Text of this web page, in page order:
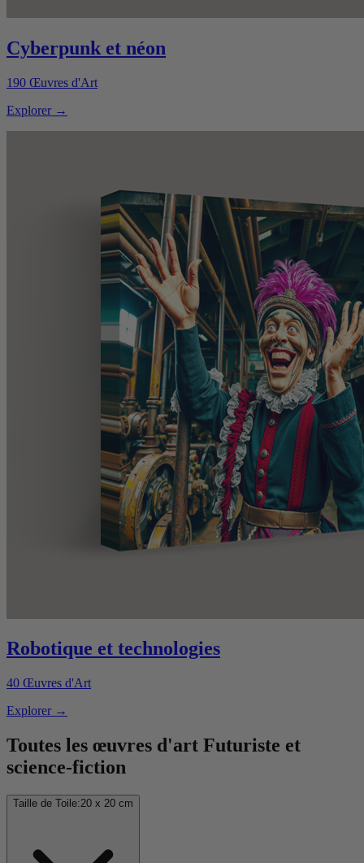
Cyberpunk et néon
190 Œuvres d'Art
Explorer →
Robotique et technologies
40 Œuvres d'Art
Explorer →
Toutes les œuvres d'art Futuriste et
science-fiction
Taille de Toile:20 x 20 cm